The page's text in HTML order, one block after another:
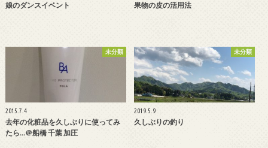
娘のダンスイベント 果物の皮の活用法
未分類
2015.7.4
去年の化粧品を久しぶりに使ってみ
たら…＠船橋 千葉 加圧
未分類
2019.5.9
久しぶりの釣り